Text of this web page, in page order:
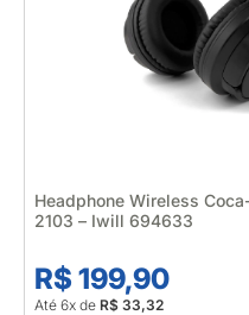
Headphone Wireless
2103 – Iwill 694633
R$ 199,90
Até 6x de R$ 33,32